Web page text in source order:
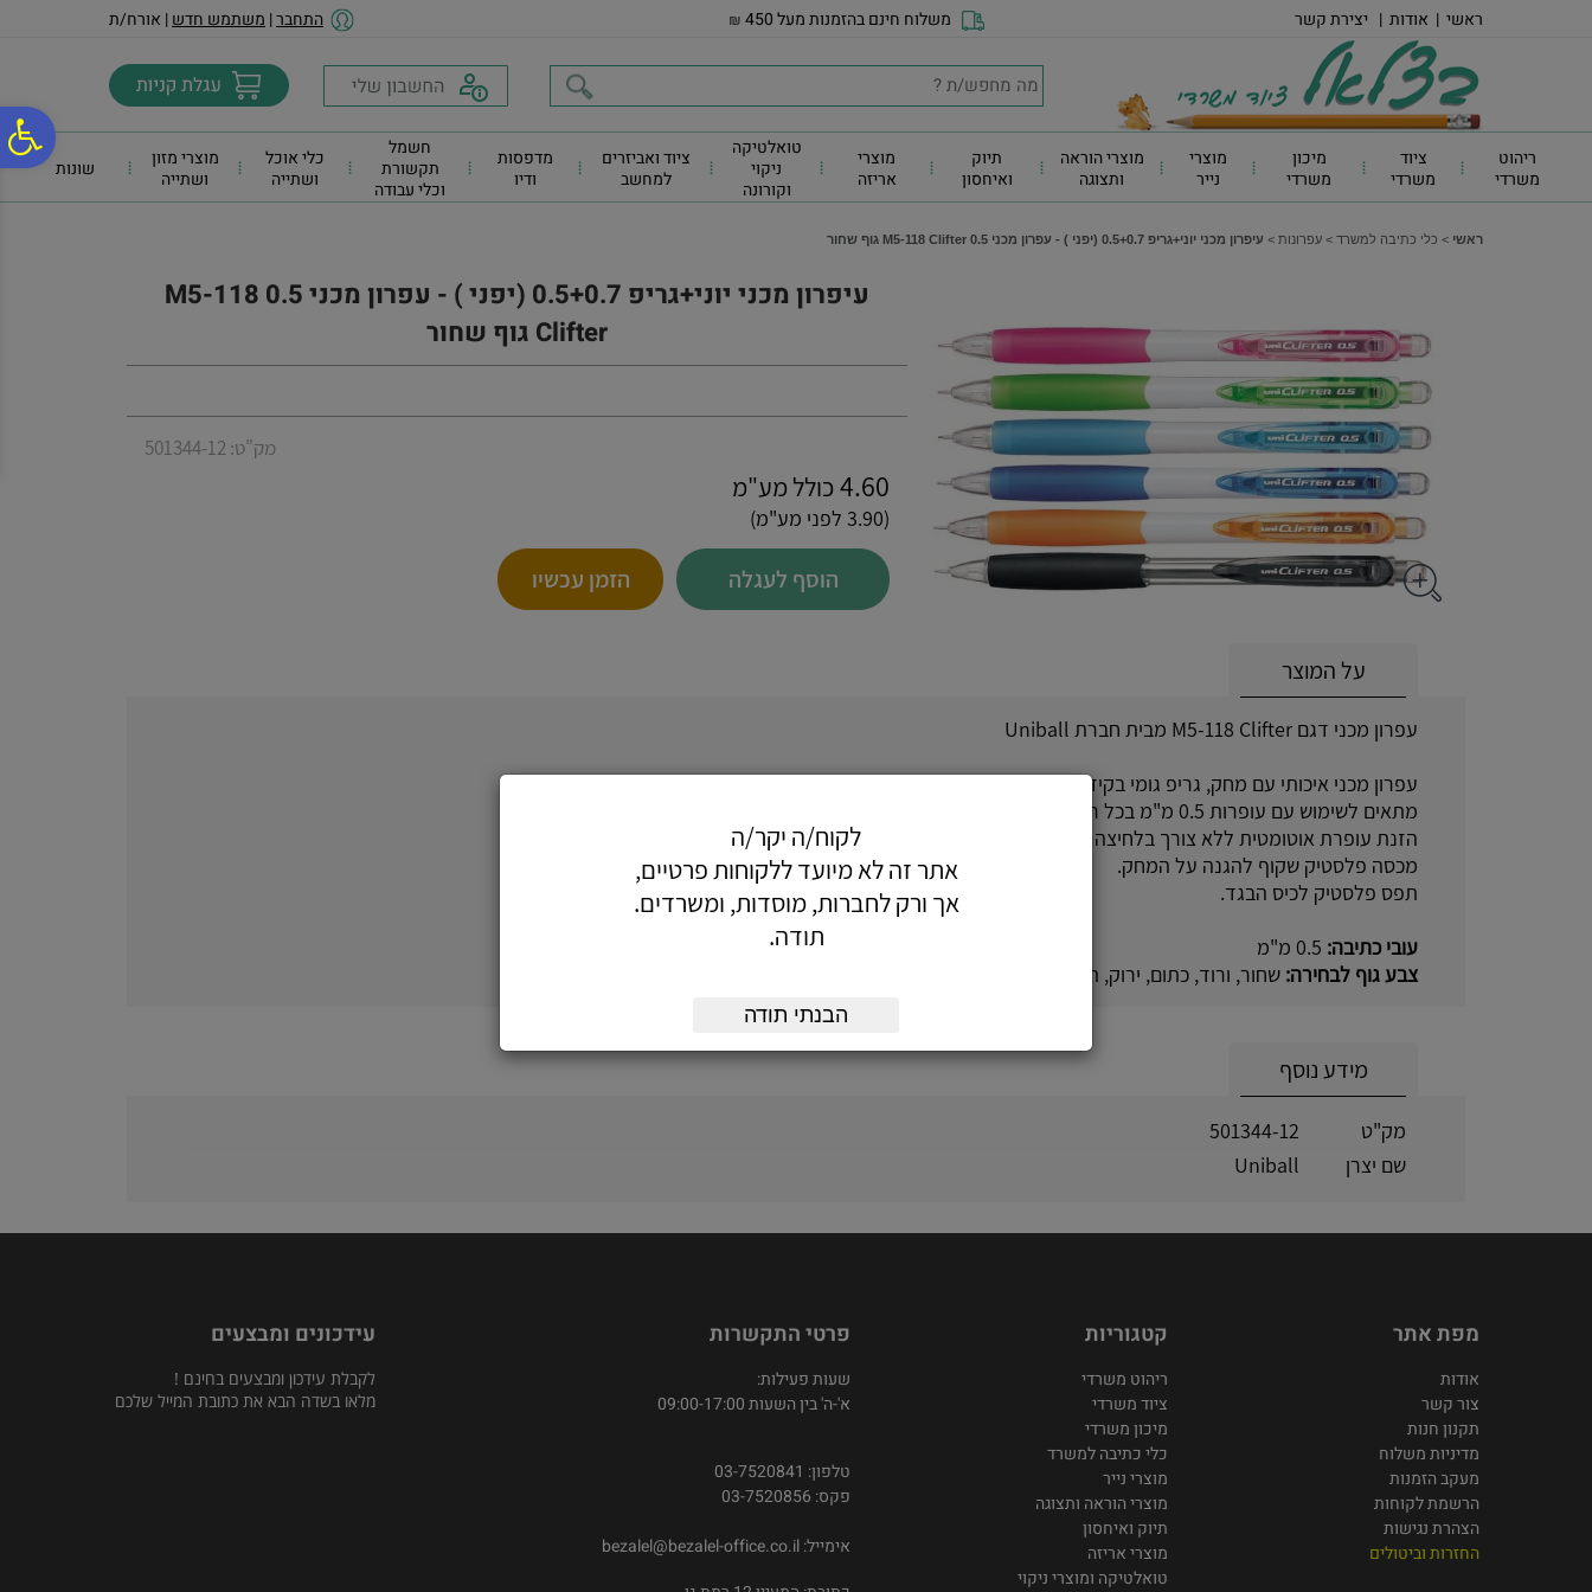
נגישות
אתר
המרכזי
ראשי | אודות | יצירת קשר משלוח חינם בהזמנות מעל 450 ₪ התחבר| משתמש חדש| אורח/ת
ריהוט
משרדי
ציוד
משרדי
מיכון
משרדי
מוצרי
נייר
מוצרי הוראה
ותצוגה
תיוק
ואיחסון
מוצרי
אריזה
טואלטיקה
ניקוי
וקורונה
ציוד ואביזרים
למחשב
מדפסות
ודיו
חשמל
תקשורת
וכלי עבודה
כלי אוכל
ושתייה
מוצרי מזון
ושתייה
שונות
ראשי > כלי כתיבה למשרד > עפרונות > עיפרון מכני יוני+גריפ 0.5+0.7 (יפני ) - עפרון מכני 0.5 M5-118 Clifter גוף שחור
עיפרון מכני יוני+גריפ 0.5+0.7 (יפני ) - עפרון מכני 0.5 M5-118
Clifter גוף שחור
מק"ט: 501344-12
4.60 כולל מע"מ
(3.90 לפני מע"מ)
הוסף לעגלה הזמן עכשיו
על המוצר
עפרון מכני דגם M5-118 Clifter מבית חברת Uniball
עפרון מכני איכותי עם מחק, גריפ גומי בקידמת העיפרון לאחיזה נוחה.
מתאים לשימוש עם עופרות 0.5 מ"מ בכל רמות הקושי.
הזנת עופרת אוטומטית ללא צורך בלחיצה חוזרת.
מכסה פלסטיק שקוף להגנה על המחק.
תפס פלסטיק לכיס הבגד.
עובי כתיבה: 0.5 מ"מ
צבע גוף לבחירה: שחור, ורוד, כתום, ירוק, תכלת, כחול
מידע נוסף
מק"ט
501344-12
שם יצרן
Uniball
מפת אתר
אודות
צור קשר
תקנון חנות
מדיניות משלוח
מעקב הזמנות
הרשמת לקוחות
הצהרת נגישות
החזרות וביטולים
קטגוריות
ריהוט משרדי
ציוד משרדי
מיכון משרדי
כלי כתיבה למשרד
מוצרי נייר
מוצרי הוראה ותצוגה
תיוק ואיחסון
מוצרי אריזה
טואלטיקה ומוצרי ניקוי
פרטי התקשרות
שעות פעילות:
א'-ה' בין השעות 09:00-17:00
טלפון: 03-7520841
פקס: 03-7520856
אימייל:bezalel@bezalel-office.co.il
עידכונים ומבצעים
לקבלת עידכון ומבצעים בחינם !
מלאו בשדה הבא את כתובת המייל שלכם
לקוח/ה יקר/ה
אתר זה לא מיועד ללקוחות פרטיים,
אך ורק לחברות, מוסדות, ומשרדים.
תודה.
הבנתי תודה